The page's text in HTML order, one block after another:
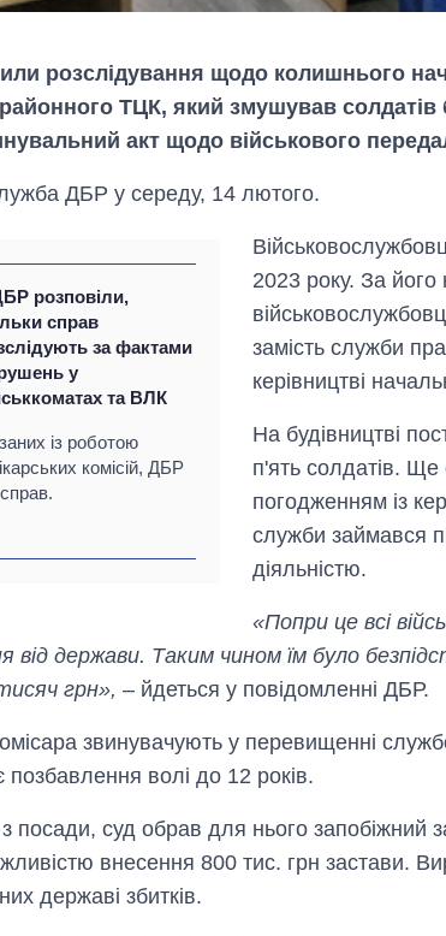
розслідування щодо колишнього
районного ТЦК, який змушував
акт щодо військового
ДБР у середу, 14 лютого.
розповіли,
справ
за фактами
у
та ВЛК
із роботою
комісій, ДБР
2023 року. За його
замість служби
керівництві
На будівництві
п'ять солдатів. Ще
погодженням із
служби займався
діяльністю.
«Попри це всі
від держави. Таким чином їм було
грн», – йдеться у повідомленні ДБР.
звинувачують у перевищенні
позбавлення волі до 12 років.
посади, суд обрав для нього запобіжний
внесення 800 тис. грн застави.
державі збитків.